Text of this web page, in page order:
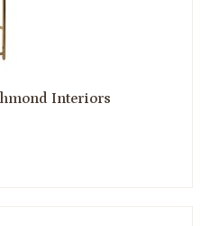
Interiors